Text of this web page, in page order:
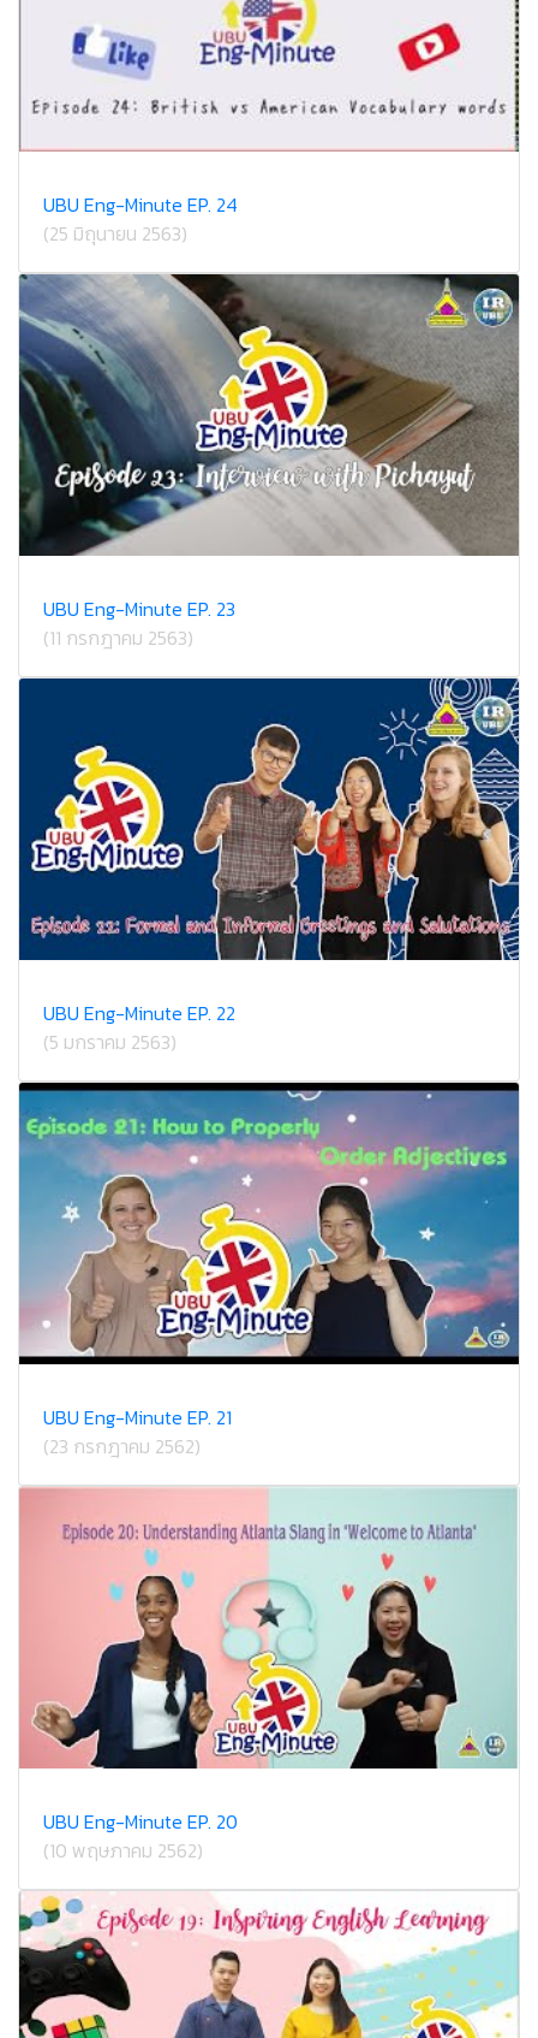
UBU Eng-Minute EP. 24
(25 มิถุนายน 2563)
UBU Eng-Minute EP. 23
(11 กรกฎาคม 2563)
UBU Eng-Minute EP. 22
(5 มกราคม 2563)
UBU Eng-Minute EP. 21
(23 กรกฎาคม 2562)
UBU Eng-Minute EP. 20
(10 พฤษภาคม 2562)